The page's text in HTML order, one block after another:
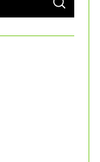
S
A
C